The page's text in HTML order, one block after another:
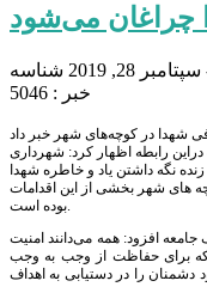
چراغان می‌شود
شناسه
خبر : 5046
شهدا در کوچه‌های شهر خبر داد
دراین رابطه اظهار کرد: شهرداری
نگه داشتن یاد و خاطره شهدا
های شهر بخشی از این اقدامات
بوده است.
جامعه افزود: همه می‌دانند امنیت
که برای حفاظت از وجب به وجب
را در دستیابی به اهداف